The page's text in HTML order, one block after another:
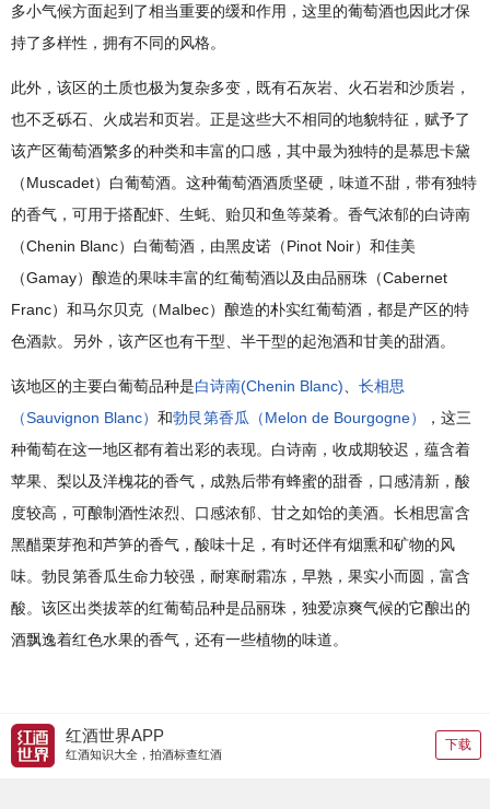
多小气候方面起到了相当重要的缓和作用，这里的葡萄酒也因此才保
持了多样性，拥有不同的风格。
此外，该区的土质也极为复杂多变，既有石灰岩、火石岩和沙质岩，
也不乏砾石、火成岩和页岩。正是这些大不相同的地貌特征，赋予了
该产区葡萄酒繁多的种类和丰富的口感，其中最为独特的是慕思卡黛
（Muscadet）白葡萄酒。这种葡萄酒酒质坚硬，味道不甜，带有独特
的香气，可用于搭配虾、生蚝、贻贝和鱼等菜肴。香气浓郁的白诗南
（Chenin Blanc）白葡萄酒，由黑皮诺（Pinot Noir）和佳美
（Gamay）酿造的果味丰富的红葡萄酒以及由品丽珠（Cabernet
Franc）和马尔贝克（Malbec）酿造的朴实红葡萄酒，都是产区的特
色酒款。另外，该产区也有干型、半干型的起泡酒和甘美的甜酒。
该地区的主要白葡萄品种是白诗南(Chenin Blanc)
长相思
（Sauvignon Blanc） 和勃艮第香瓜（Melon de Bourgogne）
，这三
种葡萄在这一地区都有着出彩的表现。白诗南，收成期较迟，蕴含着
苹果、梨以及洋槐花的香气，成熟后带有蜂蜜的甜香，口感清新，酸
度较高，可酿制酒性浓烈、口感浓郁、甘之如饴的美酒。长相思富含
黑醋栗芽孢和芦笋的香气，酸味十足，有时还伴有烟熏和矿物的风
味。勃艮第香瓜生命力较强，耐寒耐霜冻，早熟，果实小而圆，富含
酸。该区出类拔萃的红葡萄品种是品丽珠，独爱凉爽气候的它酿出的
酒飘逸着红色水果的香气，还有一些植物的味道。
红酒世界APP
红酒知识大全，拍酒标查红酒
下载